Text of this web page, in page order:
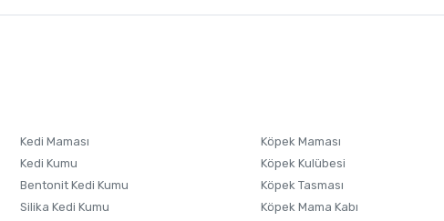
Ürünü Satın Al ve Yorumla
bulunuyor.
Kedi Maması
Kedi Kumu
Bentonit Kedi Kumu
Silika Kedi Kumu
Köpek Maması
Köpek Kulübesi
Köpek Tasması
Köpek Mama Kabı